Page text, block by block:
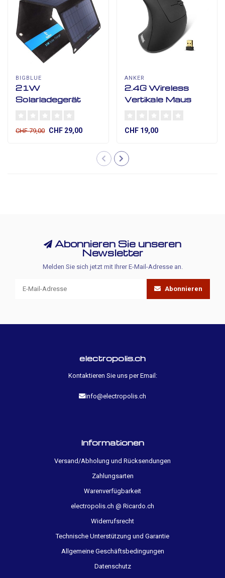
BIGBLUE
21W
Solarladegerät
CHF 79,00 CHF 29,00
ANKER
2.4G Wireless
Vertikale Maus
CHF 19,00
Abonnieren Sie unseren
Newsletter
Melden Sie sich jetzt mit Ihrer E-Mail-Adresse an.
Abonnieren
electropolis.ch
Kontaktieren Sie uns per Email:
info@electropolis.ch
Informationen
Versand/Abholung und Rücksendungen
Zahlungsarten
Warenverfügbarkeit
electropolis.ch @ Ricardo.ch
Widerrufsrecht
Technische Unterstützung und Garantie
Allgemeine Geschäftsbedingungen
Datenschutz